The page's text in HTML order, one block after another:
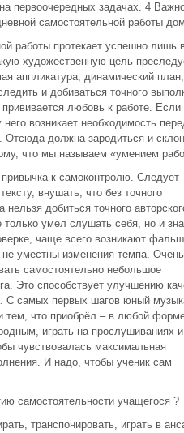
первоочередных задачах. 4
самостоятельной работы
работы протекает успешно лишь
художественную цель
аппликатура, динамический план,
и добиваться точного
любовь к работе. Если
возникает необходимость
Отсюда должна зародиться и
что мы называем «умением
к самоконтролю. Следует
внушать, что без точного
добиться точного
умел слушать себя, но и
чаще всего возникают
не уместны изменения темпа. Очень
самостоятельно небольшое
Это способствует улучшению
С самых первых шагов юный
что приобрёл – в любой
играть на прослушиваниях и
чувствовалась максимальная
И надо, чтобы ученик сам
самостоятельности учащегося ?
транспонировать, играть в